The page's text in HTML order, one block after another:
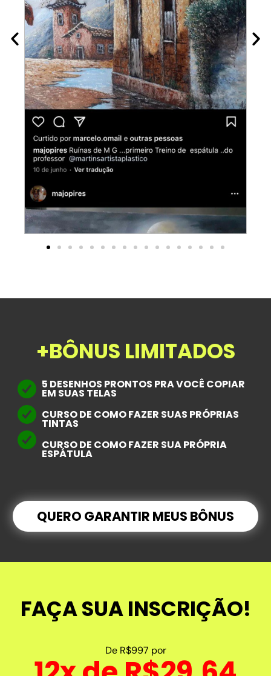
+BÔNUS LIMITADOS
5 DESENHOS PRONTOS PRA VOCÊ COPIAR
EM SUAS TELAS
CURSO DE COMO FAZER SUAS PRÓPRIAS
TINTAS
CURSO DE COMO FAZER SUA PRÓPRIA
ESPÁTULA
QUERO GARANTIR MEUS BÔNUS
FAÇA SUA INSCRIÇÃO!
De R$997 por